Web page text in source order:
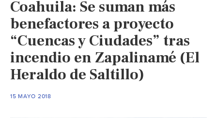
del
acuífero;
ya
prepara
convocatoria
de
factibilidad
Coahuila: Se suman más
benefactores a proyecto
“Cuencas y Ciudades” tras
incendio en Zapalinamé (El
Heraldo de Saltillo)
15 MAYO 2018